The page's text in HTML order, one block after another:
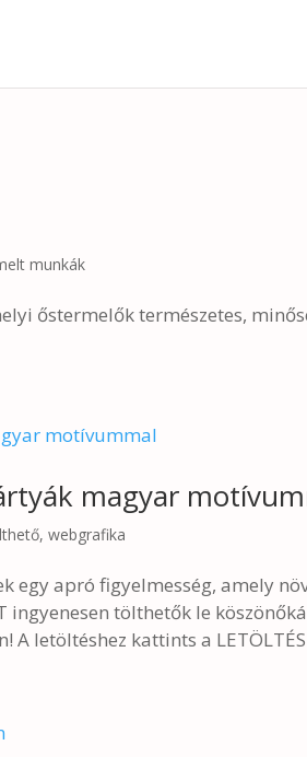
munkák
őstermelők természetes,
magyar
,webgrafika
egy apró figyelmesség, amely
ingyenesen tölthetők le
A letöltéshez kattints a